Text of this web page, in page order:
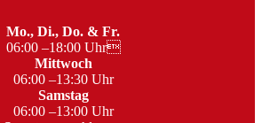
Mo., Di., Do. & Fr.
06:00 –18:00 Uhr
Mittwoch
06:00 –13:30 Uhr
Samstag
06:00 –13:00 Uhr